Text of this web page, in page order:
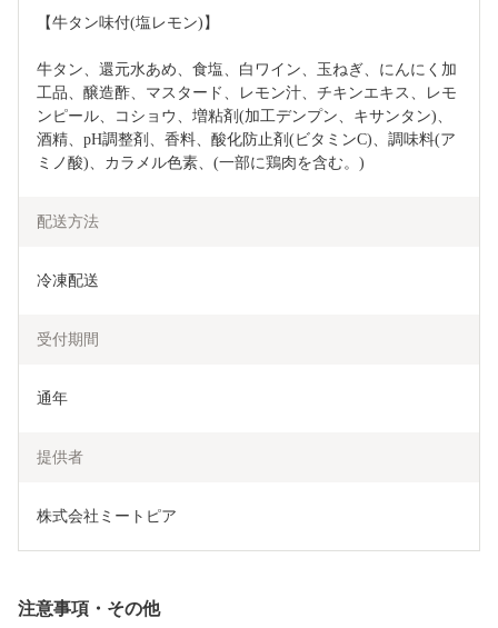
【牛タン味付(塩レモン)】
牛タン、還元水あめ、食塩、白ワイン、玉ねぎ、にんにく加
工品、醸造酢、マスタード、レモン汁、チキンエキス、レモ
ンピール、コショウ、増粘剤(加工デンプン、キサンタン)、
酒精、pH調整剤、香料、酸化防止剤(ビタミンC)、調味料(ア
ミノ酸)、カラメル色素、(一部に鶏肉を含む。)
配送方法
冷凍配送
受付期間
通年
提供者
株式会社ミートピア
注意事項・その他